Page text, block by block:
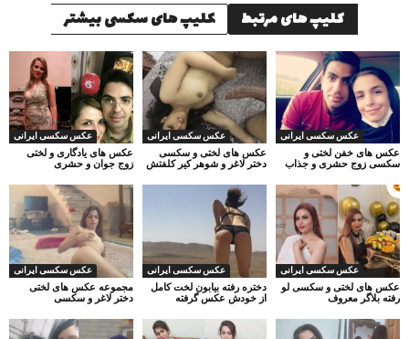
کلیپ های مرتبط کلیپ های سکسی بیشتر
عکس سکسی ایرانی
عکس های یادگاری و لختی
زوج جوان و حشری
عکس سکسی ایرانی
عکس های لختی و سکسی
دختر لاغر و شوهر کیر کلفتش
عکس سکسی ایرانی
عکس های خفن لختی و
سکسی زوج حشری و جذاب
عکس سکسی ایرانی
مجموعه عکس های لختی
دختر لاغر و سکسی
عکس سکسی ایرانی
دختره رفته بیابون لخت کامل
از خودش عکس گرفته
عکس سکسی ایرانی
عکس های لختی و سکسی لو
رفته بلاگر معروف